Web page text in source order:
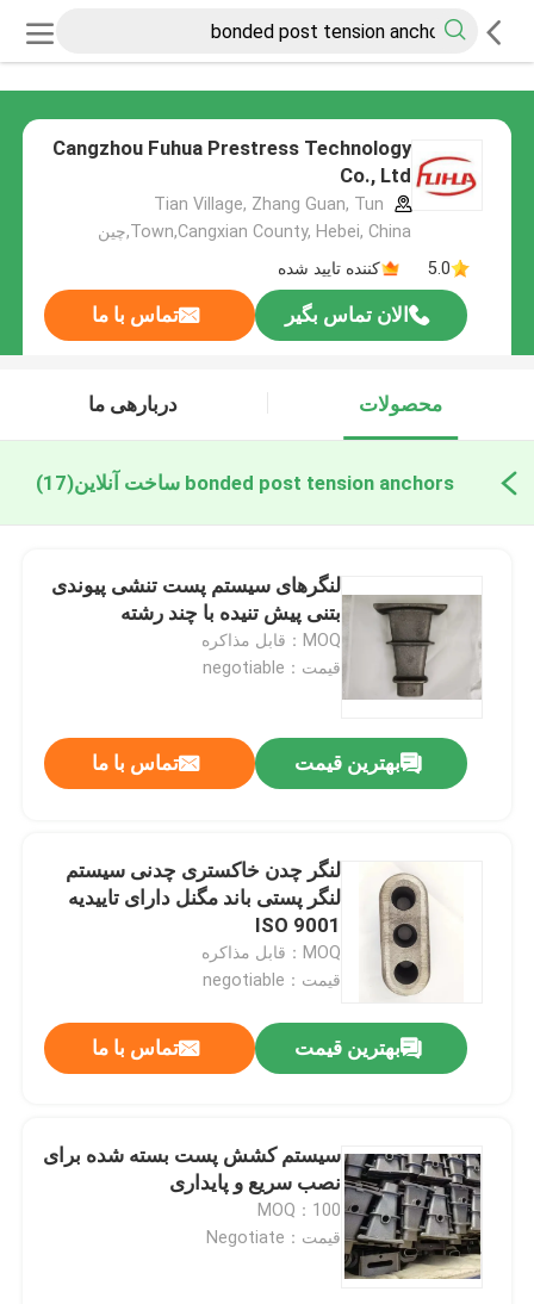
Cangzhou Fuhua Prestress Technology
Co., Ltd
Tian Village, Zhang Guan, Tun
Town,Cangxian County, Hebei, China,چین
5.0
کننده تایید شده
الان تماس بگیر تماس با ما
محصولات دربارهی ما
bonded post tension anchors ساخت آنلاین (17)
لنگرهای سیستم پست تنشی پیوندی
بتنی پیش تنیده با چند رشته
MOQ：قابل مذاکره
قیمت：negotiable
بهترین قیمت تماس با ما
لنگر چدن خاکستری چدنی سیستم
لنگر پستی باند مگنل دارای تاییدیه
ISO 9001
MOQ：قابل مذاکره
قیمت：negotiable
بهترین قیمت تماس با ما
سیستم کشش پست بسته شده برای
نصب سریع و پایداری
MOQ：100
قیمت：Negotiate